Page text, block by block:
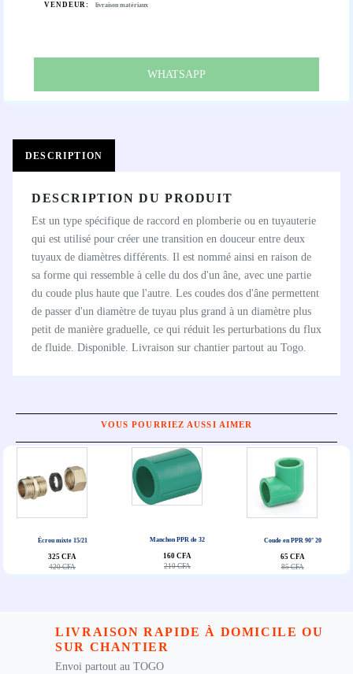
VENDEUR: livraison matériaux
WHATSAPP
DESCRIPTION
DESCRIPTION DU PRODUIT
Est un type spécifique de raccord en plomberie ou en tuyauterie
qui est utilisé pour créer une transition en douceur entre deux
tuyaux de diamètres différents. Il est nommé ainsi en raison de
sa forme qui ressemble à celle du dos d'un âne, avec une partie
du coude plus haute que l'autre. Les coudes dos d'âne permettent
de passer d'un diamètre de tuyau plus grand à un diamètre plus
petit de manière graduelle, ce qui réduit les perturbations du flux
de fluide. Disponible. Livraison sur chantier partout au Togo.
VOUS POURRIEZ AUSSI AIMER
Écrou mixte 15/21
325 CFA
420 CFA
Manchon PPR de 32
160 CFA
210 CFA
Coude en PPR 90° 20
65 CFA
85 CFA
LIVRAISON RAPIDE À DOMICILE OU
SUR CHANTIER
Envoi partout au TOGO